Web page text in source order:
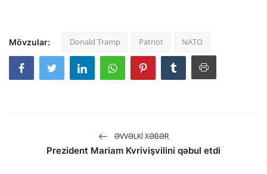
Mövzular: Donald Tramp Patriot NATO
ƏVVƏLKI XƏBƏR
Prezident Mariam Kvrivişvilini qəbul etdi